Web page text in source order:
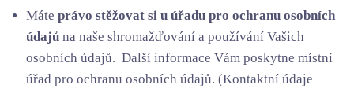
Máteprávo stěžovat si u úřadu pro ochranu osobních
údajů na naše shromažďování a používání Vašich
osobních údajů. Další informace Vám poskytne místní
úřad pro ochranu osobních údajů. (Kontaktní údaje